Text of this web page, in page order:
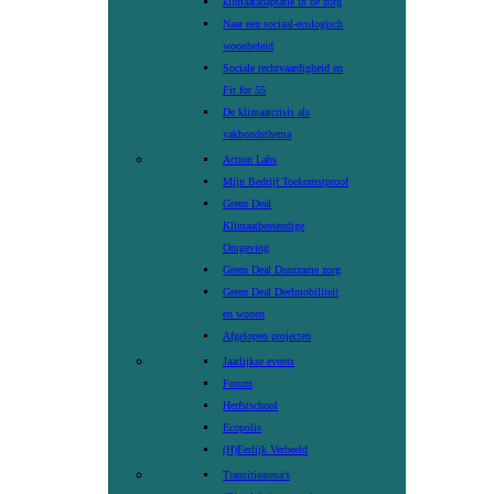
Naar een sociaal-ecologisch
woonbeleid
Sociale rechtvaardigheid en
Fit for 55
De klimaatcrisis als
vakbondsthema
Action Labs
Mijn Bedrijf Toekomstproof
Green Deal
Klimaatbestendige
Omgeving
Green Deal Duurzame zorg
Green Deal Deelmobiliteit
en wonen
Afgelopen projecten
Jaarlijkse events
Forum
Herfstschool
Ecopolis
(H)Eerlijk Verbeeld
Transitiearena’s